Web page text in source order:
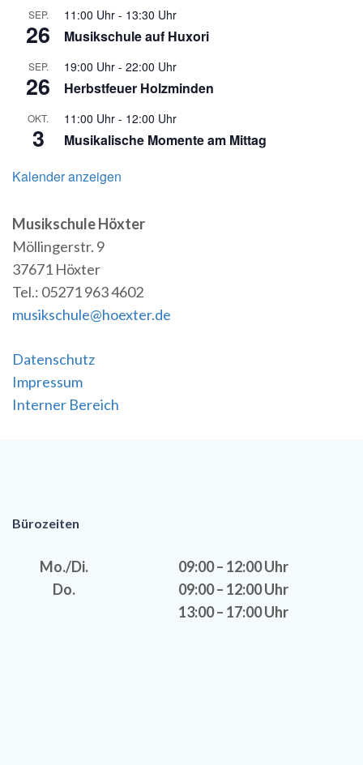
SEP.
26
11:00 Uhr - 13:30 Uhr
Musikschule auf Huxori
SEP.
26
19:00 Uhr - 22:00 Uhr
Herbstfeuer Holzminden
OKT.
3
11:00 Uhr - 12:00 Uhr
Musikalische Momente am Mittag
Kalender anzeigen
Musikschule Höxter
Möllingerstr. 9
37671 Höxter
Tel.: 05271 963 4602
musikschule@hoexter.de
Datenschutz
Impressum
Interner Bereich
Bürozeiten
Mo./Di.
09:00 – 12:00 Uhr
Do.
09:00 – 12:00 Uhr
13:00 – 17:00 Uhr